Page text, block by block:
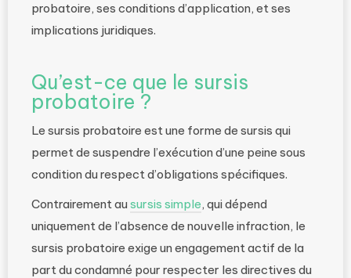
probatoire, ses conditions d’application, et ses
implications juridiques.
Qu’est-ce que le sursis
probatoire ?
Le sursis probatoire est une forme de sursis qui
permet de suspendre l’exécution d’une peine sous
condition du respect d’obligations spécifiques.
Contrairement au sursis simple, qui dépend
uniquement de l’absence de nouvelle infraction, le
sursis probatoire exige un engagement actif de la
part du condamné pour respecter les directives du